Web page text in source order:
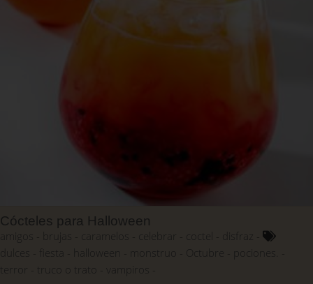
Cócteles para Halloween
amigos
caramelos celebrar coctel
disfraz
dulces
fiesta halloween monstruo Octubre
pociones.
terror
truco o trato vampiros